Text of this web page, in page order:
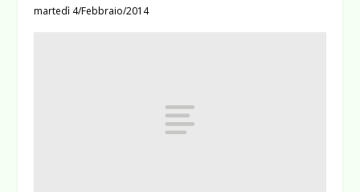
martedì 4/Febbraio/2014